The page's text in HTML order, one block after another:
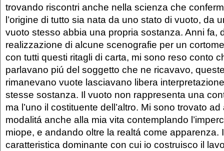
trovando riscontri anche nella scienza che
l’origine di tutto sia nata da uno stato di vuoto, da
vuoto stesso abbia una propria sostanza. Anni fa,
realizzazione di alcune scenografie per un
con tutti questi ritagli di carta, mi sono reso conto
parlavano piú del soggetto che ne ricavavo,
rimanevano vuote lasciavano libera
stesse sostanza. Il vuoto non rappresenta una
ma l’uno il costituente dell’altro. Mi sono trovato
modalitá anche alla mia vita contemplando
miope, e andando oltre la realtá come apparenza.
caratteristica dominante con cui io costruisco il